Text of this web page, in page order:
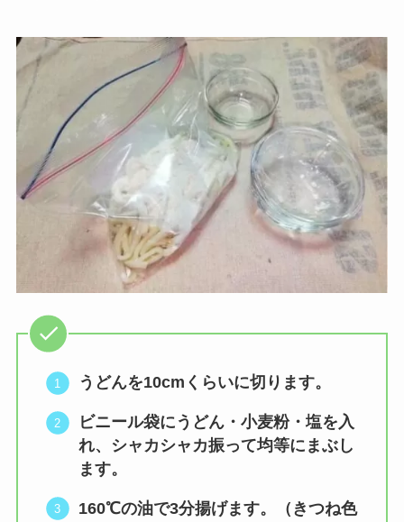
うどんを10cm くらいに切ります。
ビニール袋にうどん・小麦粉・塩を入
れ、シャカシャカ振って均等にまぶし
ます。
160℃の油で3分揚げます。（きつね色